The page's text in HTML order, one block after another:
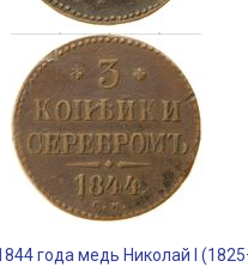
года медь Николай I